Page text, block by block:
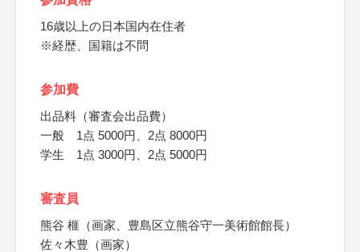
16歳以上の日本国内在住者
※経歴、国籍は不問
参加費
出品料（審査会出品費）
一般 1点 5000円、2点 8000円
学生 1点 3000円、2点 5000円
審査員
熊谷 榧（画家、豊島区立熊谷守一美術館館長）
佐々木豊（画家）